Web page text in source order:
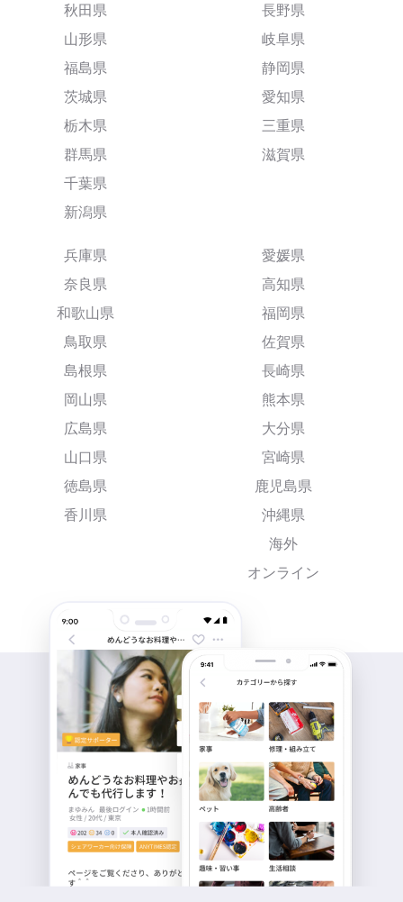
秋田県
山形県
福島県
茨城県
栃木県
群馬県
千葉県
新潟県
長野県
岐阜県
静岡県
愛知県
三重県
滋賀県
兵庫県
奈良県
和歌山県
鳥取県
島根県
岡山県
広島県
山口県
徳島県
香川県
愛媛県
高知県
福岡県
佐賀県
長崎県
熊本県
大分県
宮崎県
鹿児島県
沖縄県
海外
オンライン